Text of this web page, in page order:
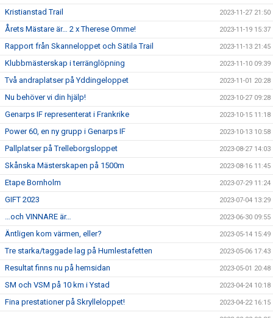
Kristianstad Trail 2023-11-27 21:50
Årets Mästare är… 2 x Therese Omme! 2023-11-19 15:37
Rapport från Skanneloppet och Sätila Trail 2023-11-13 21:45
Klubbmästerskap i terränglöpning 2023-11-10 09:39
Två andraplatser på Yddingeloppet 2023-11-01 20:28
Nu behöver vi din hjälp! 2023-10-27 09:28
Genarps IF representerat i Frankrike 2023-10-15 11:18
Power 60, en ny grupp i Genarps IF 2023-10-13 10:58
Pallplatser på Trelleborgsloppet 2023-08-27 14:03
Skånska Mästerskapen på 1500m 2023-08-16 11:45
Etape Bornholm 2023-07-29 11:24
GIFT 2023 2023-07-04 13:29
…och VINNARE är… 2023-06-30 09:55
Äntligen kom värmen, eller? 2023-05-14 15:49
Tre starka/taggade lag på Humlestafetten 2023-05-06 17:43
Resultat finns nu på hemsidan 2023-05-01 20:48
SM och VSM på 10 km i Ystad 2023-04-24 10:18
Fina prestationer på Skrylleloppet! 2023-04-22 16:15